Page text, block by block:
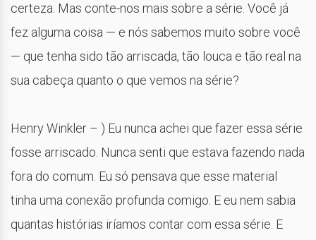
certeza. Mas conte-nos mais sobre a série. Você já
fez alguma coisa — e nós sabemos muito sobre você
— que tenha sido tão arriscada, tão louca e tão real na
sua cabeça quanto o que vemos na série?
Henry Winkler – ) Eu nunca achei que fazer essa série
fosse arriscado. Nunca senti que estava fazendo nada
fora do comum. Eu só pensava que esse material
tinha uma conexão profunda comigo. E eu nem sabia
quantas histórias iríamos contar com essa série. E